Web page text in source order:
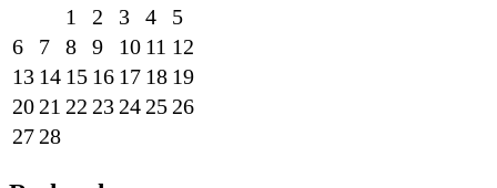
1
2 3 4
5
6
7 8 9 10 11 12
13 14 15 16 17 18 19
20 21 22 23 24 25 26
27 28